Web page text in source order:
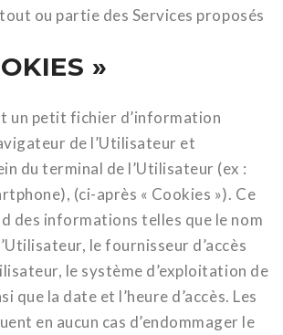
ou partie des Services proposés
»
un petit fichier d’information
de l’Utilisateur et
du terminal de l’Utilisateur (ex :
(ci-après « Cookies »). Ce
des informations telles que le nom
le fournisseur d’accès
le système d’exploitation de
que la date et l’heure d’accès. Les
en aucun cas d’endommager le